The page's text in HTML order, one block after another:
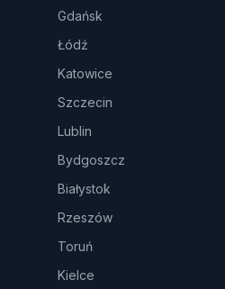
Gdańsk
Łódź
Katowice
Szczecin
Lublin
Bydgoszcz
Białystok
Rzeszów
Toruń
Kielce